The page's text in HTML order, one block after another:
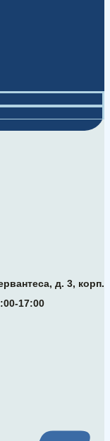
д. 3, корп.
17:00